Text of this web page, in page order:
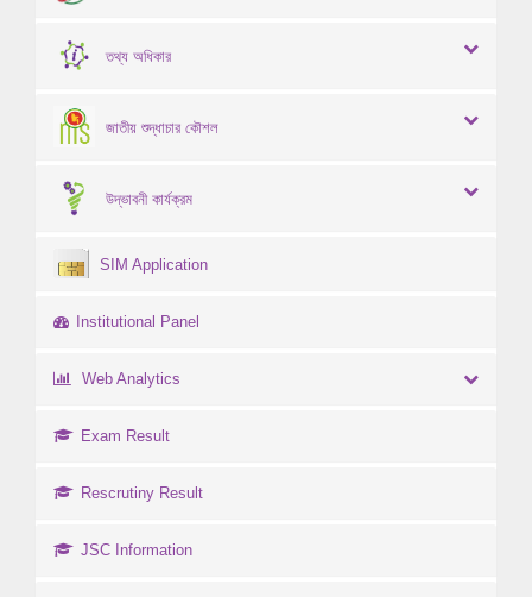
তথ্য অধিকার
জাতীয় শুদ্ধাচার কৌশল
উদ্ভাবনী কার্যক্রম
SIM Application
Institutional Panel
Web Analytics
Exam Result
Rescrutiny Result
JSC Information